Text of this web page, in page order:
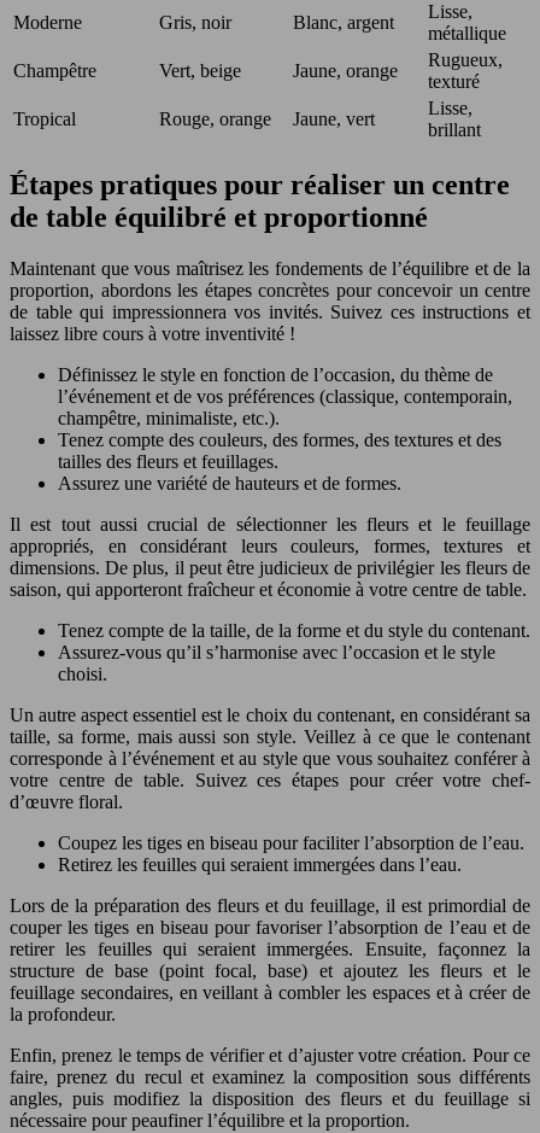
Moderne
Gris, noir Blanc, argent
Lisse,
métallique
Champêtre
Vert, beige Jaune, orange
Rugueux,
texturé
Tropical
Rouge, orange Jaune, vert
Lisse,
brillant
Étapes pratiques pour réaliser un centre
de table équilibré et proportionné
Maintenant que vous maîtrisez les fondements de l’équilibre et de la
proportion, abordons les étapes concrètes pour concevoir un centre
de table qui impressionnera vos invités. Suivez ces instructions et
laissez libre cours à votre inventivité !
Définissez le style en fonction de l’occasion, du thème de
l’événement et de vos préférences (classique, contemporain,
champêtre, minimaliste, etc.).
Tenez compte des couleurs, des formes, des textures et des
tailles des fleurs et feuillages.
Assurez une variété de hauteurs et de formes.
Il est tout aussi crucial de sélectionner les fleurs et le feuillage
appropriés, en considérant leurs couleurs, formes, textures et
dimensions. De plus, il peut être judicieux de privilégier les fleurs de
saison, qui apporteront fraîcheur et économie à votre centre de table.
Tenez compte de la taille, de la forme et du style du contenant.
Assurez-vous qu’il s’harmonise avec l’occasion et le style
choisi.
Un autre aspect essentiel est le choix du contenant, en considérant sa
taille, sa forme, mais aussi son style. Veillez à ce que le contenant
corresponde à l’événement et au style que vous souhaitez conférer à
votre centre de table. Suivez ces étapes pour créer votre chef-
d’œuvre floral.
Coupez les tiges en biseau pour faciliter l’absorption de l’eau.
Retirez les feuilles qui seraient immergées dans l’eau.
Lors de la préparation des fleurs et du feuillage, il est primordial de
couper les tiges en biseau pour favoriser l’absorption de l’eau et de
retirer les feuilles qui seraient immergées. Ensuite, façonnez la
structure de base (point focal, base) et ajoutez les fleurs et le
feuillage secondaires, en veillant à combler les espaces et à créer de
la profondeur.
Enfin, prenez le temps de vérifier et d’ajuster votre création. Pour ce
faire, prenez du recul et examinez la composition sous différents
angles, puis modifiez la disposition des fleurs et du feuillage si
nécessaire pour peaufiner l’équilibre et la proportion.